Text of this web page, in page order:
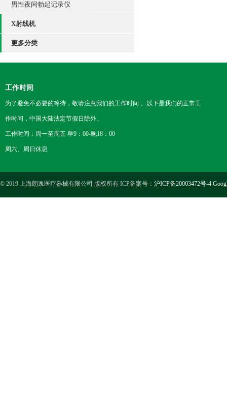
男性夜间勃起记录仪
X射线机
更多分类
工作时间
为了避免不必要的等待，敬请注意我们的工作时间 。以下是我们的正常工
作时间，中国大陆法定节假日除外。
工作时间：周一至周五 早9：00-晚18：00
周六、周日休息
© 2019 上海朗逸医疗器械有限公司 版权所有 ICP备案号： 沪ICP备20003472号-4